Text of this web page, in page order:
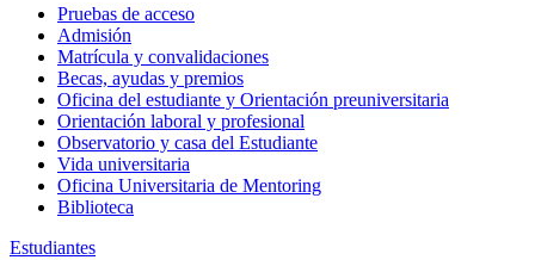
Pruebas de acceso
Admisión
Matrícula y convalidaciones
Becas, ayudas y premios
Oficina del estudiante y Orientación preuniversitaria
Orientación laboral y profesional
Observatorio y casa del Estudiante
Vida universitaria
Oficina Universitaria de Mentoring
Biblioteca
Estudiantes